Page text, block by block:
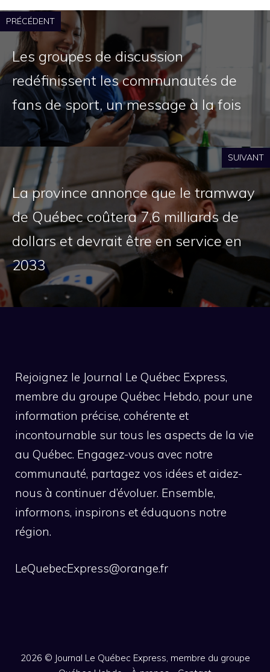
PRÉCÉDENT
Les groupes de discussion
redéfinissent les communautés de
fans de sport, un message à la fois
SUIVANT
La province annonce que le tramway
de Québec coûtera 7,6 milliards de
dollars et devrait être en service en
2033
Rejoignez le Journal Le Québec Express,
membre du groupe Québec Hebdo, pour une
information précise, cohérente et
incontournable sur tous les aspects de la vie
au Québec. Engagez-vous avec notre
communauté, partagez vos idées et aidez-
nous à continuer d’évoluer. Ensemble,
informons, inspirons et éduquons notre
région.
LeQuebecExpress@orange.fr
2026 © Journal Le Québec Express, membre du groupe